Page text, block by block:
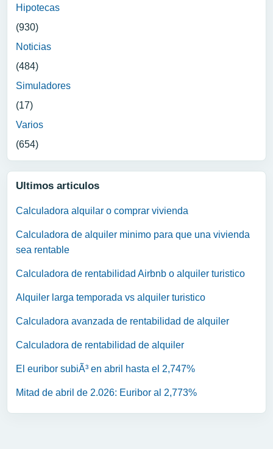
Hipotecas
(930)
Noticias
(484)
Simuladores
(17)
Varios
(654)
Ultimos articulos
Calculadora alquilar o comprar vivienda
Calculadora de alquiler minimo para que una vivienda
sea rentable
Calculadora de rentabilidad Airbnb o alquiler turistico
Alquiler larga temporada vs alquiler turistico
Calculadora avanzada de rentabilidad de alquiler
Calculadora de rentabilidad de alquiler
El euribor subiÃ³ en abril hasta el 2,747%
Mitad de abril de 2.026: Euribor al 2,773%